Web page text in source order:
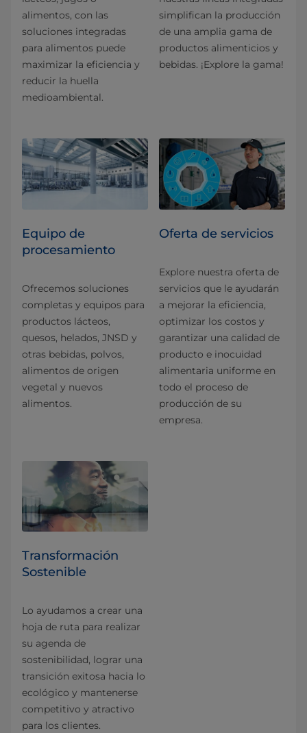
alimentos, con las
soluciones integradas
para alimentos puede
maximizar la eficiencia y
reducir la huella
medioambiental.
simplifican la producción
de una amplia gama de
productos alimenticios y
bebidas. ¡Explore la gama!
Equipo de
procesamiento
Ofrecemos soluciones
completas y equipos para
productos lácteos,
quesos, helados, JNSD y
otras bebidas, polvos,
alimentos de origen
vegetal y nuevos
alimentos.
Oferta de servicios
Explore nuestra oferta de
servicios que le ayudarán
a mejorar la eficiencia,
optimizar los costos y
garantizar una calidad de
producto e inocuidad
alimentaria uniforme en
todo el proceso de
producción de su
empresa.
Transformación
Sostenible
Lo ayudamos a crear una
hoja de ruta para realizar
su agenda de
sostenibilidad, lograr una
transición exitosa hacia lo
ecológico y mantenerse
competitivo y atractivo
para los clientes.